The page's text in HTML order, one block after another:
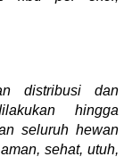
distribusi dan
hingga
seluruh hewan
sehat, utuh,